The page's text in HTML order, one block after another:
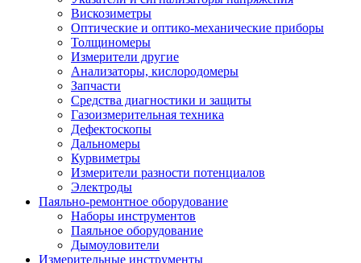
Вискозиметры
Оптические и оптико-механические приборы
Толщиномеры
Измерители другие
Анализаторы, кислородомеры
Запчасти
Средства диагностики и защиты
Газоизмерительная техника
Дефектоскопы
Дальномеры
Курвиметры
Измерители разности потенциалов
Электроды
Паяльно-ремонтное оборудование
Наборы инструментов
Паяльное оборудование
Дымоуловители
Измерительные инструменты